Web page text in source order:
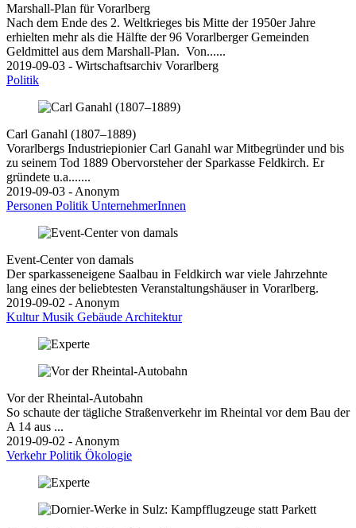
Marshall-Plan für Vorarlberg
Nach dem Ende des 2. Weltkrieges bis Mitte der 1950er Jahre
erhielten mehr als die Hälfte der 96 Vorarlberger Gemeinden
Geldmittel aus dem Marshall-Plan. Von......
2019-09-03 - Wirtschaftsarchiv Vorarlberg
Politik
Carl Ganahl (1807–1889)
Vorarlbergs Industriepionier Carl Ganahl war Mitbegründer und bis
zu seinem Tod 1889 Obervorsteher der Sparkasse Feldkirch. Er
gründete u.a.......
2019-09-03 - Anonym
Personen Politik UnternehmerInnen
Event-Center von damals
Der sparkasseneigene Saalbau in Feldkirch war viele Jahrzehnte
lang eines der beliebtesten Veranstaltungshäuser in Vorarlberg.
2019-09-02 - Anonym
KulturMusik Gebäude Architektur
Vor der Rheintal-Autobahn
So schaute der tägliche Straßenverkehr im Rheintal vor dem Bau der
A 14 aus ...
2019-09-02 - Anonym
VerkehrPolitik Ökologie